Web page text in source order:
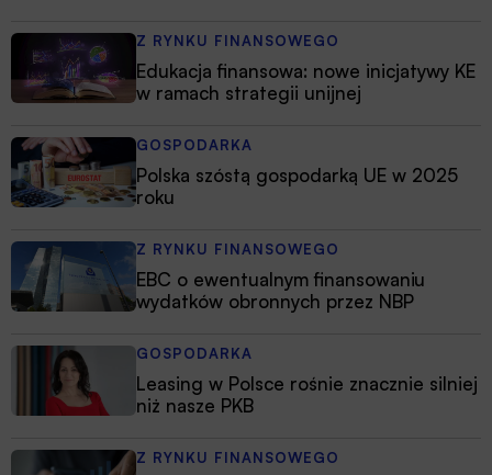
Z RYNKU FINANSOWEGO
Edukacja finansowa: nowe inicjatywy KE
w ramach strategii unijnej
GOSPODARKA
Polska szóstą gospodarką UE w 2025
roku
Z RYNKU FINANSOWEGO
EBC o ewentualnym finansowaniu
wydatków obronnych przez NBP
GOSPODARKA
Leasing w Polsce rośnie znacznie silniej
niż nasze PKB
Z RYNKU FINANSOWEGO